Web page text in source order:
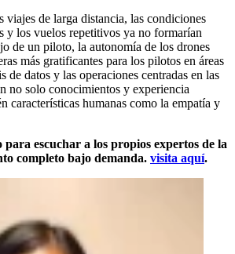
viajes de larga distancia, las condiciones
y los vuelos repetitivos ya no formarían
de un piloto, la autonomía de los drones
más gratificantes para los pilotos en áreas
de datos y las operaciones centradas en las
no solo conocimientos y experiencia
características humanas como la empatía y
para escuchar a los propios expertos de la
completo bajo demanda. visita aquí.